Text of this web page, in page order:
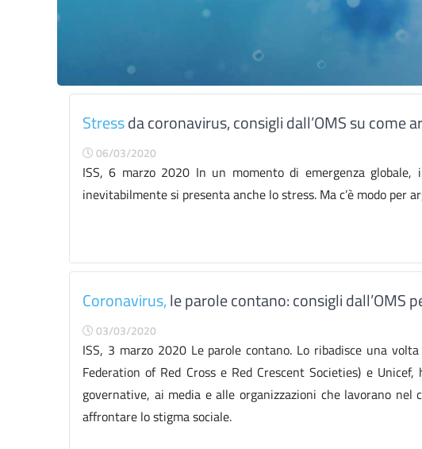
Stressda coronavirus, consigli dall’OMS su come
06/03/2020
ISS, 6 marzo 2020 In un momento di emergenza
inevitabilmente si presenta anche lo stress. Ma c’è modo per
Coronavirus,le parole contano: consigli dall’OMS
03/03/2020
ISS, 3 marzo 2020 Le parole contano. Lo ribadisce una
Federation of Red Cross e Red Crescent Societies) e
governative, ai media e alle organizzazioni che lavorano
affrontare lo stigma sociale.